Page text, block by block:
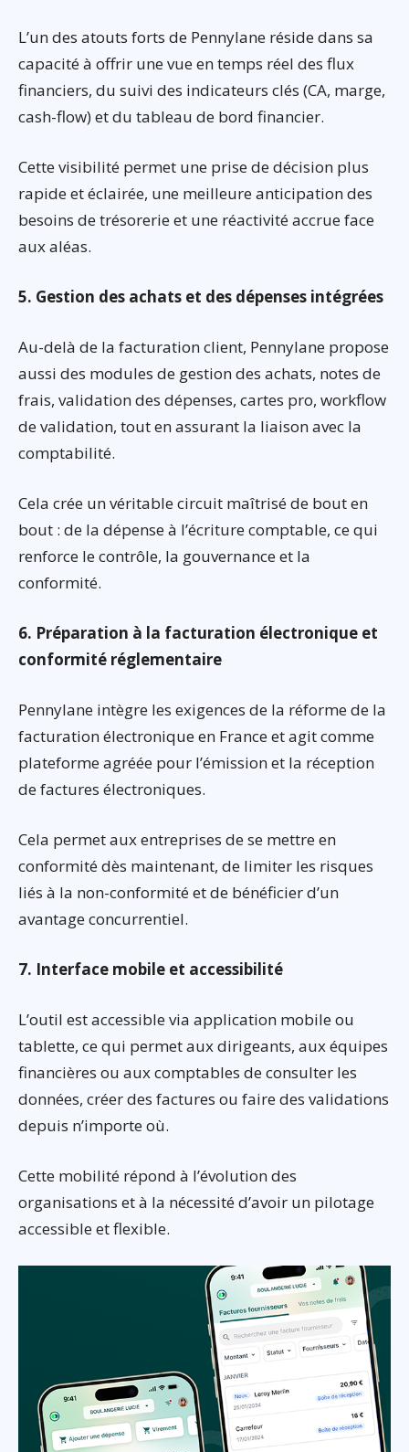
L’un des atouts forts de Pennylane réside dans sa
capacité à offrir une vue en temps réel des flux
financiers, du suivi des indicateurs clés (CA, marge,
cash-flow) et du tableau de bord financier.
Cette visibilité permet une prise de décision plus
rapide et éclairée, une meilleure anticipation des
besoins de trésorerie et une réactivité accrue face
aux aléas.
5. Gestion des achats et des dépenses intégrées
Au-delà de la facturation client, Pennylane propose
aussi des modules de gestion des achats, notes de
frais, validation des dépenses, cartes pro, workflow
de validation, tout en assurant la liaison avec la
comptabilité.
Cela crée un véritable circuit maîtrisé de bout en
bout : de la dépense à l’écriture comptable, ce qui
renforce le contrôle, la gouvernance et la
conformité.
6. Préparation à la facturation électronique et
conformité réglementaire
Pennylane intègre les exigences de la réforme de la
facturation électronique en France et agit comme
plateforme agréée pour l’émission et la réception
de factures électroniques.
Cela permet aux entreprises de se mettre en
conformité dès maintenant, de limiter les risques
liés à la non-conformité et de bénéficier d’un
avantage concurrentiel.
7. Interface mobile et accessibilité
L’outil est accessible via application mobile ou
tablette, ce qui permet aux dirigeants, aux équipes
financières ou aux comptables de consulter les
données, créer des factures ou faire des validations
depuis n’importe où.
Cette mobilité répond à l’évolution des
organisations et à la nécessité d’avoir un pilotage
accessible et flexible.